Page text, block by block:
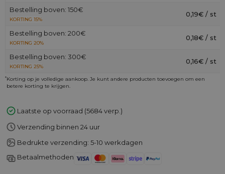
Bestelling boven: 150€
KORTING 15%
0,19€ / st
Bestelling boven: 200€
KORTING 20%
0,18€ / st
Bestelling boven: 300€
KORTING 25%
0,16€ / st
*Korting op je volledige aankoop. Je kunt andere producten toevoegen om een
betere korting te krijgen.
Laatste op voorraad (5684 verp.)
Verzending binnen 24 uur
Bedrukte verzending: 5-10 werkdagen
Betaalmethoden